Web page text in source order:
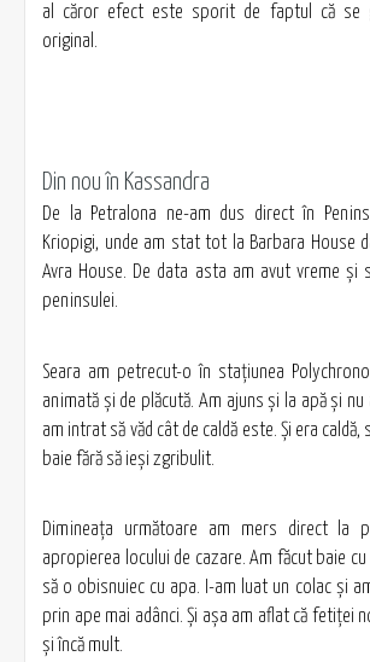
al căror efect este sporit de faptul că se
original.
Din nou în Kassandra
De la Petralona ne-am dus direct în
Kriopigi, unde am stat tot la Barbara House
Avra House. De data asta am avut vreme şi
peninsulei.
Seara am petrecut-o în staţiunea
animată şi de plăcută. Am ajuns şi la apă şi nu
am intrat să văd cât de caldă este. Şi era caldă,
baie fără să ieşi zgribulit.
Dimineaţa următoare am mers direct la
apropierea locului de cazare. Am făcut baie cu
să o obisnuiec cu apa. I-am luat un colac şi
prin ape mai adânci. Şi aşa am aflat că fetiţei
şi încă mult.